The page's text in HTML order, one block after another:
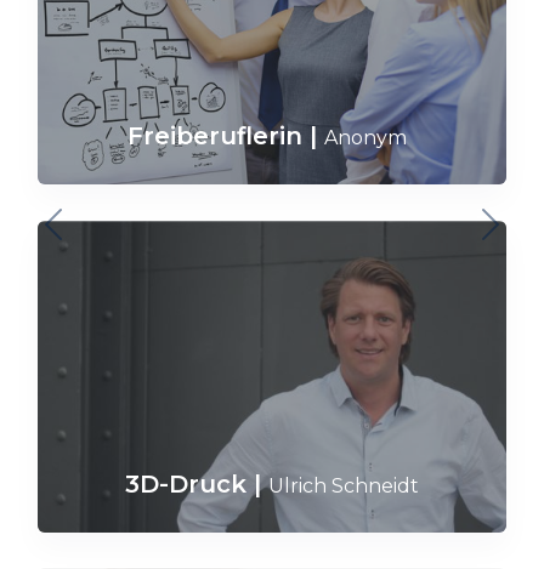
Freiberuflerin | Anonym
3D-Druck |Ulrich Schneidt